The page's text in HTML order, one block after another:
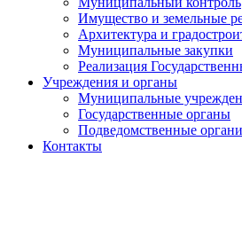
Имущество и земельные
Архитектура и
Муниципальные закупки
Реализация
Учреждения и органы
Муниципальные
Государственные органы
Подведомственные
Контакты